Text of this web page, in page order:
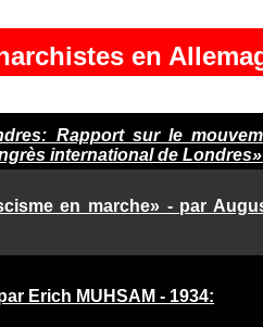
en
Rapport sur le
international de
en marche» - par
Erich MUHSAM - 1934: